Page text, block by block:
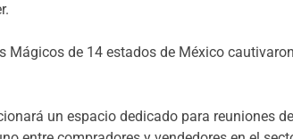
Mágicos de 14 estados de México
un espacio dedicado para reuniones